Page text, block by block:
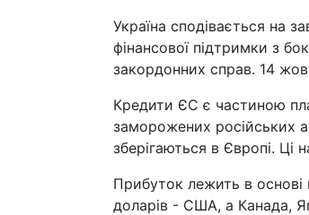
Україна сподівається на
фінансової підтримки з
закордонних справ. 14
Кредити ЄС є частиною
заморожених російських
зберігаються в Європі. Ці
Прибуток лежить в
доларів - США, а Канада,